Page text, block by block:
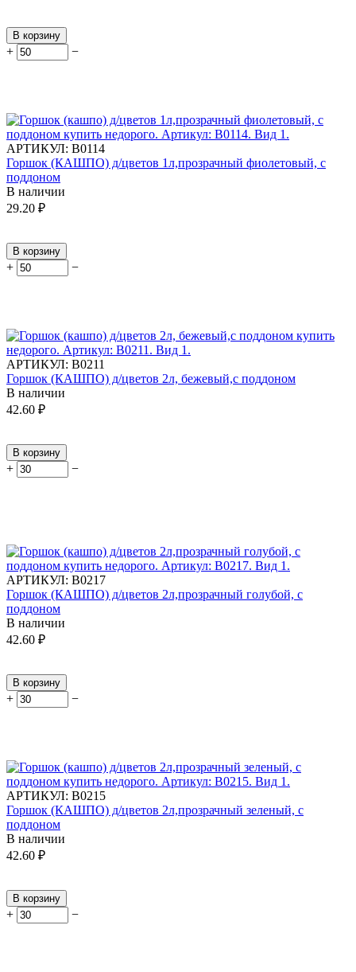
В корзину
+ −
АРТИКУЛ: В0114
Горшок (КАШПО) д/цветов 1л,прозрачный фиолетовый, с
поддоном
В наличии
29.20 ₽
В корзину
+ −
АРТИКУЛ: В0211
Горшок (КАШПО) д/цветов 2л, бежевый,с поддоном
В наличии
42.60 ₽
В корзину
+ −
АРТИКУЛ: В0217
Горшок (КАШПО) д/цветов 2л,прозрачный голубой, с
поддоном
В наличии
42.60 ₽
В корзину
+ −
АРТИКУЛ: В0215
Горшок (КАШПО) д/цветов 2л,прозрачный зеленый, с
поддоном
В наличии
42.60 ₽
В корзину
+ −